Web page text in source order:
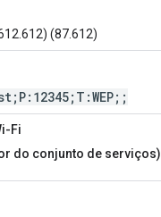
(87.612)
Fi
do conjunto de serviços)